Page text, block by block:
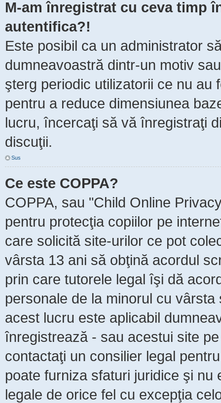
M-am înregistrat cu ceva timp
autentifica?!
Este posibil ca un administrator
dumneavoastră dintr-un motiv
şterg periodic utilizatorii ce nu au
pentru a reduce dimensiunea
lucru, încercaţi să vă înregistraţi
discuţii.
Sus
Ce este COPPA?
COPPA, sau "Child Online
pentru protecţia copiilor pe
care solicită site-urilor ce pot
vârsta 13 ani să obţină acordul
prin care tutorele legal îşi dă
personale de la minorul cu
acest lucru este aplicabil
înregistrează - sau acestui site
contactaţi un consilier legal
poate furniza sfaturi juridice şi
legale de orice fel cu excepţia